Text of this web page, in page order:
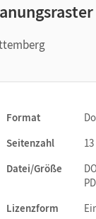
Format
Seitenzahl
13
Datei/Größe
Lizenzform